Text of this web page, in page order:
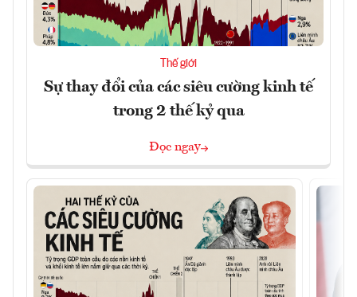
Thế giới
Sự thay đổi của các siêu cường kinh tế
trong 2 thế kỷ qua
Đọc ngay